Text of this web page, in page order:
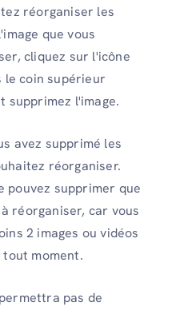
réorganiser les
que vous
cliquez sur l'icône
le coin supérieur
supprimez l'image.
avez supprimé les
réorganiser.
pouvez supprimer que
réorganiser, car vous
2 images ou vidéos
moment.
pas de